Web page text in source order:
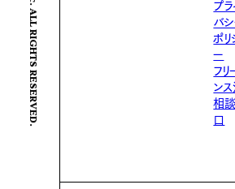
プ
バ
ポリ
ー
フリ
ン
相
口